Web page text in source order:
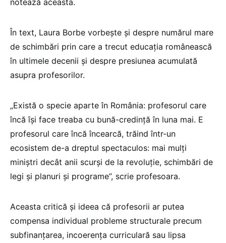
În text, Laura Borbe vorbește și despre numărul mare
de schimbări prin care a trecut educația românească
în ultimele decenii și despre presiunea acumulată
asupra profesorilor.
„Există o specie aparte în România: profesorul care
încă își face treaba cu bună-credință în luna mai. E
profesorul care încă încearcă, trăind într-un
ecosistem de-a dreptul spectaculos: mai mulți
miniștri decât anii scurși de la revoluție, schimbări de
legi și planuri și programe”, scrie profesoara.
Aceasta critică și ideea că profesorii ar putea
compensa individual probleme structurale precum
subfinanțarea, incoerența curriculară sau lipsa